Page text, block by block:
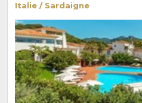
Italie / Sardaigne